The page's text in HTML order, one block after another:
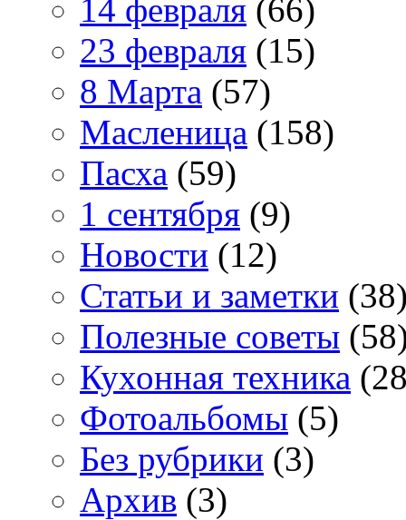
14 февраля (66)
23 февраля (15)
8 Марта (57)
Масленица (158)
Пасха (59)
1 сентября (9)
Новости (12)
Статьи и заметки
Полезные советы
Кухонная техника
Фотоальбомы (5)
Без рубрики (3)
Архив (3)